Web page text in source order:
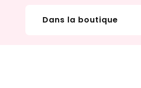
Dans la boutique